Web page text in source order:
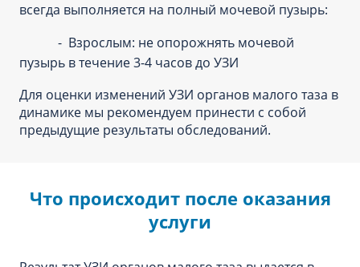
всегда выполняется на полный мочевой пузырь:
- Взрослым: не опорожнять мочевой
пузырь в течение 3-4 часов до УЗИ
Для оценки изменений УЗИ органов малого таза в
динамике мы рекомендуем принести с собой
предыдущие результаты обследований.
Что происходит после оказания
услуги